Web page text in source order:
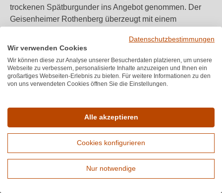
trockenen Spätburgunder ins Angebot genommen. Der
Geisenheimer Rothenberg überzeugt mit einem
Rindfleisch, an Sauerkirschen und Trüffel erinnert.
Melden Sie sich für unseren Newsletter an
Service-Hotline
Bewertungen
★ ★ ★ ★ ★
★
Durchschnittliche Bewertung von 4.7
4,7 (6.690)
Erweiterte Suche
Datenschutzbestimmungen
Wir verwenden Cookies
Wir können diese zur Analyse unserer Besucherdaten platzieren, um unsere
Webseite zu verbessern, personalisierte Inhalte anzuzeigen und Ihnen ein
großartiges Webseiten-Erlebnis zu bieten. Für weitere Informationen zu den
von uns verwendeten Cookies öffnen Sie die Einstellungen.
Alle akzeptieren
Cookies konfigurieren
Nur notwendige